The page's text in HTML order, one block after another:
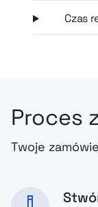
Czas
Proces
Twoje